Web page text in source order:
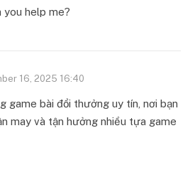
you help me?
16, 2025 16:40
game bài đổi thưởng uy tín, nơi bạn
may và tận hưởng nhiều tựa game